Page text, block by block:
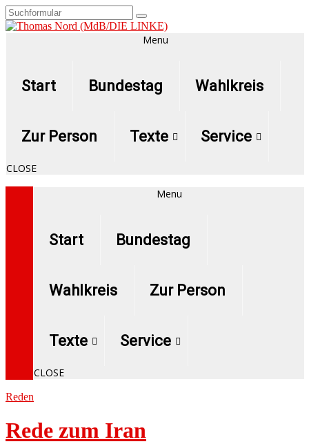
Menu
Start Bundestag Wahlkreis
Zur Person Texte Service
CLOSE
Menu
Start Bundestag
Wahlkreis Zur Person
Texte Service
CLOSE
Reden
Rede zum Iran